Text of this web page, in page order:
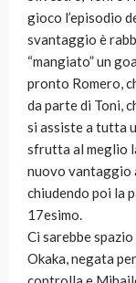
gioco l’episodio
svantaggio è
“mangiato” un
pronto Romero,
da parte di Toni,
si assiste a tutta
sfrutta al meglio
nuovo vantaggio
chiudendo poi la
17esimo.
Ci sarebbe
Okaka, negata